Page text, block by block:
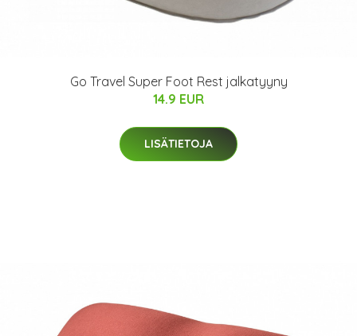
Go Travel Super Foot Rest jalkatyyny
14.9 EUR
LISÄTIETOJA